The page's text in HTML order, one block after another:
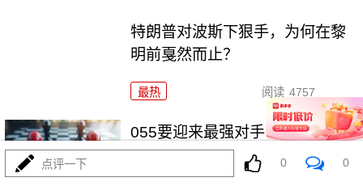
特朗普对波斯下狠手，为何在黎
明前戛然而止？
最热 阅读 4757
055要迎来最强对手？东瀛万吨新
驱已上船台！
点评一下 0 0